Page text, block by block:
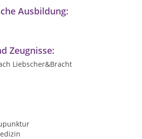
Ausbildung:
Zeugnisse:
Liebscher&Bracht